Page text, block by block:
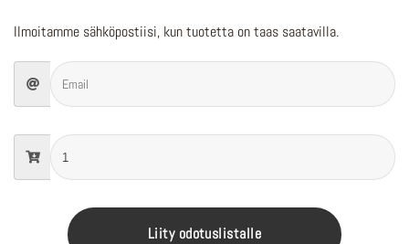
Ilmoitamme sähköpostiisi, kun tuotetta on taas saatavilla.
Liity odotuslistalle